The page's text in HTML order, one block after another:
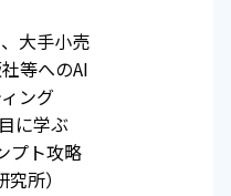
大手小売
等へのAI
ング
に学ぶ
プト攻略
所）